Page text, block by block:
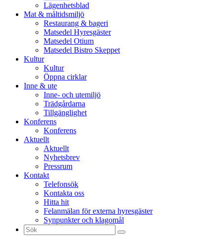
Lägenhetsblad
Mat & måltidsmiljö
Restaurang & bageri
Matsedel Hyresgäster
Matsedel Otium
Matsedel Bistro Skeppet
Kultur
Kultur
Öppna cirklar
Inne & ute
Inne- och utemiljö
Trädgårdarna
Tillgänglighet
Konferens
Konferens
Aktuellt
Aktuellt
Nyhetsbrev
Pressrum
Kontakt
Telefonsök
Kontakta oss
Hitta hit
Felanmälan för externa hyresgäster
Synpunkter och klagomål
Sök
efter: